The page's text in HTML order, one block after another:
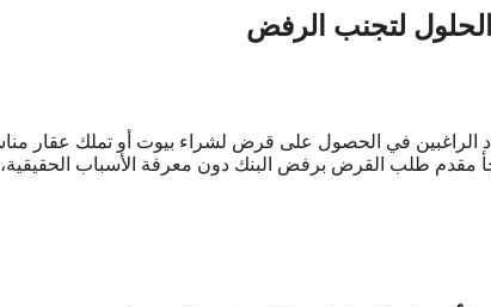
لتجنب الرفض
الراغبين في الحصول على قرض لشراء بيوت أو تملك عقار
مقدم طلب القرض برفض البنك دون معرفة الأسباب